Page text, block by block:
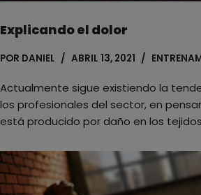
Explicando el dolor
POR DANIEL ABRIL 13, 2021
Actualmente sigue existiendo la
los profesionales del sector, en
está producido por daño en los